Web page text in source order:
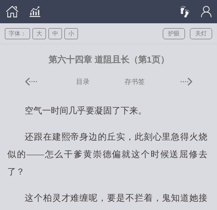
关灯
护眼
字体： 大 中 小
第六十四章 道阻且长（第1页）
目录 存书签
空气一时间几乎要凝固了下来。
还跟在建熙帝身边的丘实，此刻心里急得火烧
似的——怎么干爹黄崇德偏就这个时候送屈修去
了？
这个柏灵才难缠呢，要是不拦着，鬼知道她接